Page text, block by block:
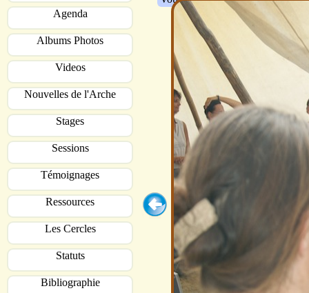
Agenda
Albums Photos
Videos
Nouvelles de l'Arche
Stages
Sessions
Témoignages
Ressources
Les Cercles
Statuts
Bibliographie